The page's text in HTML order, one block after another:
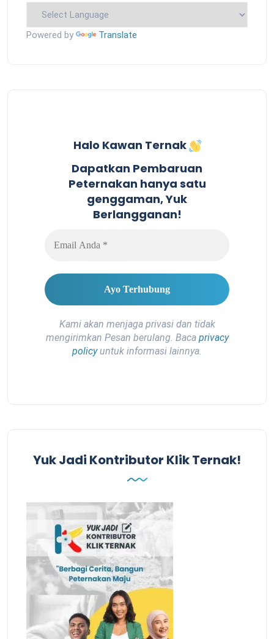
Powered by Translate
Halo Kawan Ternak
Dapatkan Pembaruan
Peternakan hanya satu
genggaman, Yuk
Berlangganan!
Kami akan menjaga privasi dan tidak
mengirimkan Pesan berulang. Baca privacy
policyuntuk informasi lainnya.
Yuk Jadi Kontributor Klik Ternak!